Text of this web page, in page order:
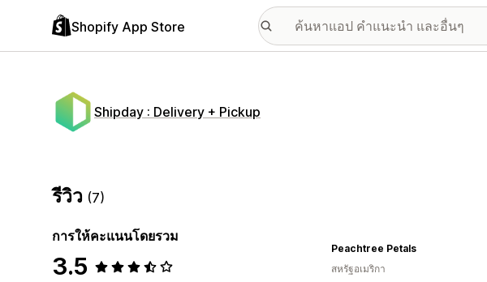
Shopify App Store
Shipday : Delivery + Pickup
รีวิว (7)
การให้คะแนนโดยรวม
3.5
Peachtree Petals
สหรัฐอเมริกา